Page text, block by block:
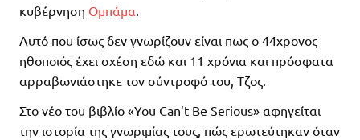
κυβέρνηση Ομπάμα.
Αυτό που ίσως δεν γνωρίζουν είναι πως ο 44χρονος
ηθοποιός έχει σχέση εδώ και 11 χρόνια και πρόσφατα
αρραβωνιάστηκε τον σύντροφό του, Τζος.
Στο νέο του βιβλίο «You Can’t Be Serious» αφηγείται
την ιστορία της γνωριμίας τους, πώς ερωτεύτηκαν όταν